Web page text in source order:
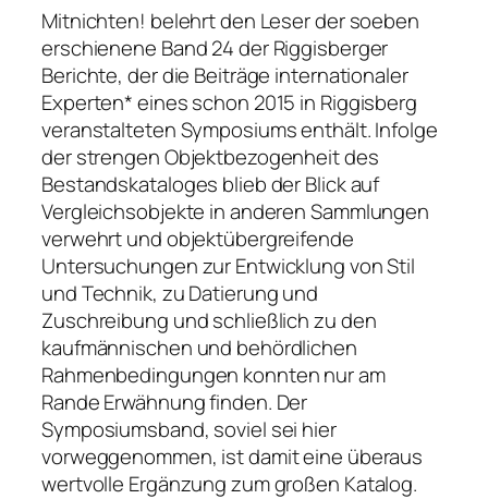
Mitnichten! belehrt den Leser der soeben
erschienene Band 24 der Riggisberger
Berichte, der die Beiträge internationaler
Experten* eines schon 2015 in Riggisberg
veranstalteten Symposiums enthält. Infolge
der strengen Objektbezogenheit des
Bestandskataloges blieb der Blick auf
Vergleichsobjekte in anderen Sammlungen
verwehrt und objektübergreifende
Untersuchungen zur Entwicklung von Stil
und Technik, zu Datierung und
Zuschreibung und schließlich zu den
kaufmännischen und behördlichen
Rahmenbedingungen konnten nur am
Rande Erwähnung finden. Der
Symposiumsband, soviel sei hier
vorweggenommen, ist damit eine überaus
wertvolle Ergänzung zum großen Katalog.